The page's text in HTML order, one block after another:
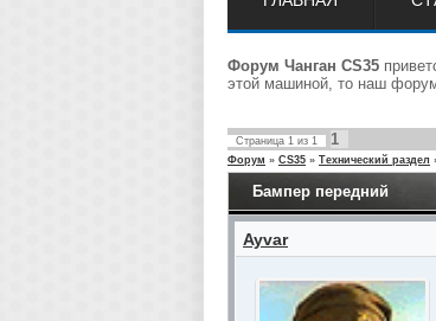
Форум Чанган CS35
этой машиной, то наш
Страница 1 из 1 1
Форум » CS35 » Технический раздел
Бампер передний
Ayvar